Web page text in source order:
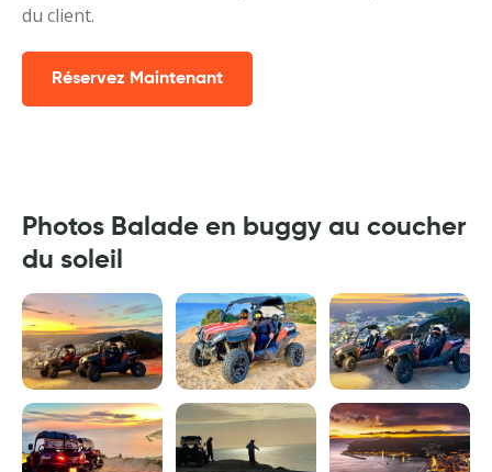
du client.
Réservez Maintenant
Photos Balade en buggy au coucher
du soleil